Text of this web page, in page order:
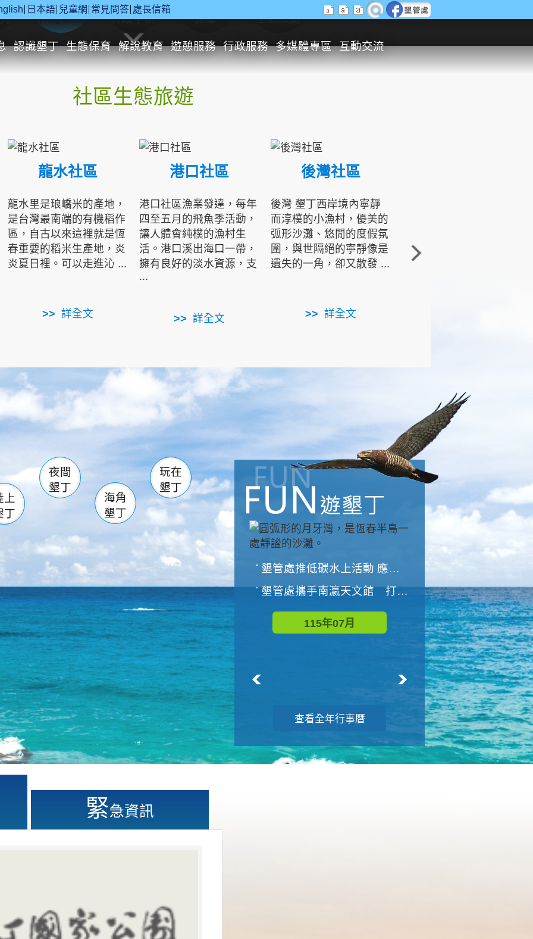
日本語 兒童網 常見問答 處長信箱
認識墾丁 生態保育 解說教育 遊憩服務 行政服務 多媒體專區 互動交流
休閒遊憩 行政申辦 兒童 生態旅遊
社區生態旅遊
龍水社區
龍水里是琅嶠米的產地，
是台灣最南端的有機稻作
區，自古以來這裡就是恆
春重要的稻米生產地，炎
炎夏日裡。可以走進沁 ...
詳全文
港口社區
港口社區漁業發達，每年
四至五月的飛魚季活動，
讓人體會純樸的漁村生
活。港口溪出海口一帶，
擁有良好的淡水資源，支
...
詳全文
後灣社區
後灣 墾丁西岸境內寧靜
而淳樸的小漁村，優美的
弧形沙灘、悠閒的度假氛
圍，與世隔絕的寧靜像是
遺失的一角，卻又散發 ...
詳全文
角的端點，冬季海浪拍打
著礁岸，旺盛的侵蝕作
南仁湖
滿州 佳樂水
森林遊樂區
墾管處遊客中心
社頂公園 風吹沙
船帆石 龍磐公園
香蕉灣 龍坑
鵝鑾鼻
上
丁
夜間
墾丁
海角
墾丁
玩在
墾丁
墾管處推低碳水上活動 應屆畢業生限額免費參加
墾管處攜手南瀛天文館 打造沉浸式天文探索營隊
115年07月
與國家公園有約-優游潮間
115年08月
查看全年行事曆
緊急資訊